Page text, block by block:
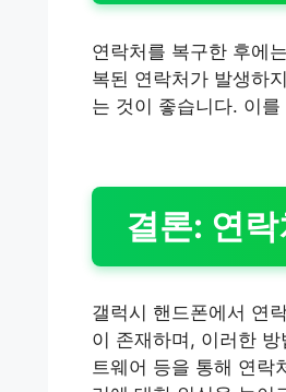
연락처를 복구한 후에
복된 연락처가 발생하
는 것이 좋습니다. 이
결론: 연
갤럭시 핸드폰에서 연
이 존재하며, 이러한
트웨어 등을 통해 연락